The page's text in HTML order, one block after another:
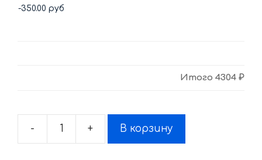
Итого 4304 ₽
-
Количество
+ В корзину